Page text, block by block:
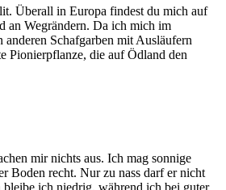
Überall in Europa findest du mich auf
an Wegrändern. Da ich mich im
anderen Schafgarben mit Ausläufern
Pionierpflanze, die auf Ödland den
mir nichts aus. Ich mag sonnige
Boden recht. Nur zu nass darf er nicht